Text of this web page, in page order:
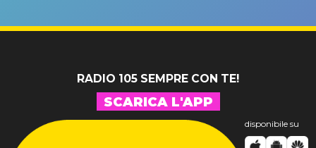
RADIO 105 SEMPRE CON TE!
SCARICA L'APP
disponibile su